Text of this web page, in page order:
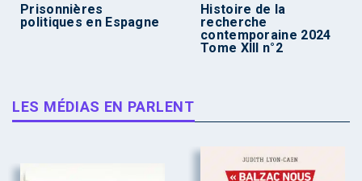
Prisonnières
politiques en Espagne
Histoire de la
recherche
contemporaine 2024
Tome XIII n°2
LES MÉDIAS EN PARLENT